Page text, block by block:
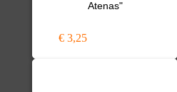
Atenas"
€ 3,25